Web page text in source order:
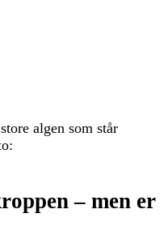
algen som står
– men er